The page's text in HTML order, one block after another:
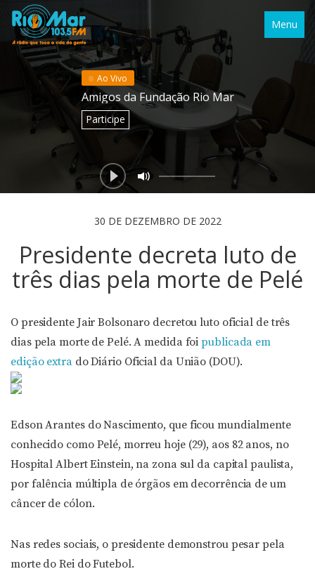
Menu
Ao Vivo
Amigos da Fundação Rio Mar
Participe
30 DE DEZEMBRO DE 2022
Presidente decreta luto de
três dias pela morte de Pelé
O presidente Jair Bolsonaro decretou luto oficial de três
dias pela morte de Pelé. A medida foipublicada em
edição extrado Diário Oficial da União (DOU).
Edson Arantes do Nascimento, que ficou mundialmente
conhecido como Pelé, morreu hoje (29), aos 82 anos, no
Hospital Albert Einstein, na zona sul da capital paulista,
por falência múltipla de órgãos em decorrência de um
câncer de cólon.
Nas redes sociais, o presidente demonstrou pesar pela
morte do Rei do Futebol.